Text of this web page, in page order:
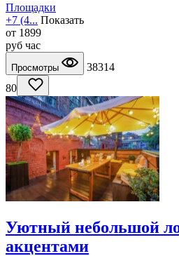
Площадки
+7 (4... Показать
от 1899
руб час
Просмотры
38314
80
Уютный небольшой
акцентами